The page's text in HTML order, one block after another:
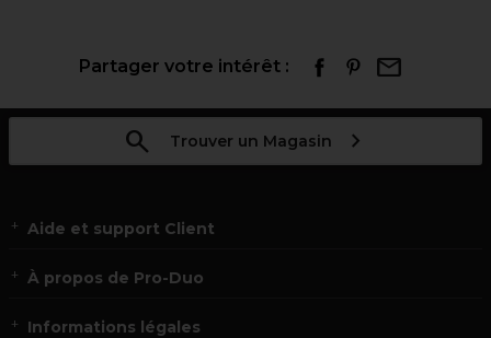
Partager votre intérêt :
Trouver un Magasin
Aide et support Client
À propos de Pro-Duo
Informations légales